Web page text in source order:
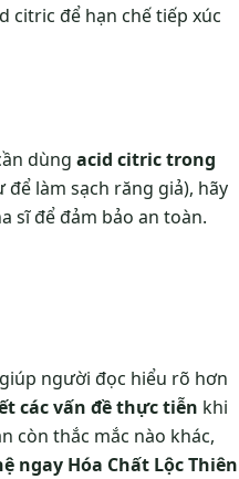
citric để hạn chế tiếp xúc
dùng acid citric trong
để làm sạch răng giả), hãy
sĩ để đảm bảo an toàn.
người đọc hiểu rõ hơn
các vấn đề thực tiễn khi
còn thắc mắc nào khác,
ngay Hóa Chất Lộc Thiên